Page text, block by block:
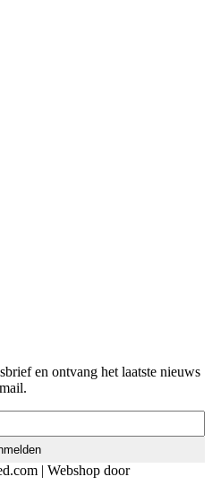
en ontvang het laatste nieuws
| Webshop door